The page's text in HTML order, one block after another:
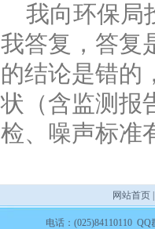
我向环保局
我答复，答复
的结论是错的
状（含监测报
检、噪声标准
网站首页
电话：(025)84110110